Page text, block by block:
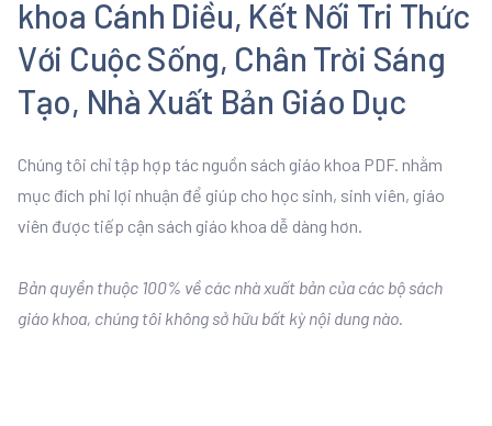
khoa Cánh Diều, Kết Nối Tri Thức
Với Cuộc Sống, Chân Trời Sáng
Tạo, Nhà Xuất Bản Giáo Dục
Chúng tôi chỉ tập hợp tác nguồn sách giáo khoa PDF. nhằm
mục đích phi lợi nhuận để giúp cho học sinh, sinh viên, giáo
viên được tiếp cận sách giáo khoa dễ dàng hơn.
Bản quyền thuộc 100% về các nhà xuất bản của các bộ sách
giáo khoa, chúng tôi không sở hữu bất kỳ nội dung nào.